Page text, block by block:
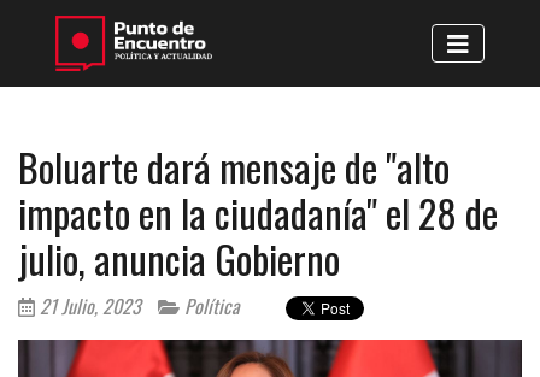
Boluarte dará mensaje de "alto
impacto en la ciudadanía" el 28 de
julio, anuncia Gobierno
21 Julio, 2023 Política